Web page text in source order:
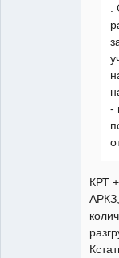
-
КРТ